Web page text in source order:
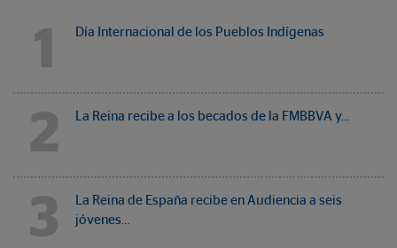
1 Día Internacional de los Pueblos Indígenas
2 La Reina recibe a los becados de la FMBBVA y…
3
La Reina de España recibe en Audiencia a seis
jóvenes…